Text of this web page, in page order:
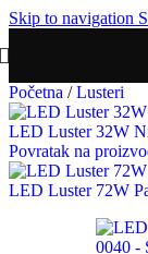
Skip to navigation
Početna / Lusteri
LED Luster 32W
Povratak na
LED Luster 72W